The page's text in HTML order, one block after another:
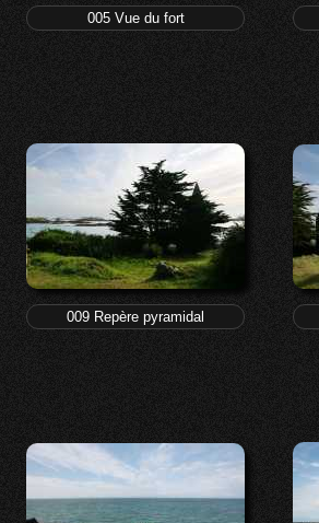
005 Vue du fort
009 Repère pyramidal